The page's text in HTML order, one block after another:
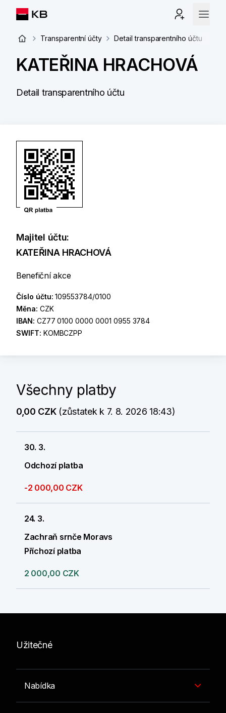
Transparentní účty Detail transparentního účtu
KATEŘINA HRACHOVÁ
Detail transparentního účtu
Majitel účtu:
KATEŘINA HRACHOVÁ
Benefiční akce
Číslo účtu:109553784/0100
Měna: CZK
IBAN: CZ77 0100 0000 0001 0955 3784
SWIFT: KOMBCZPP
Všechny platby
0,00 CZK(zůstatek k 7. 8. 2026 18:43)
30. 3.
Odchozí platba
-2 000,00 CZK
24. 3.
Zachraň srnče Moravs
Příchozí platba
2 000,00 CZK
Užitečné
Nabídka